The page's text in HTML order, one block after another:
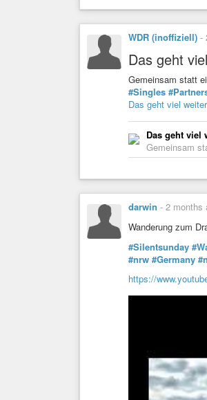
WDR (inoffiziell) -
Das geht
Gemeinsam statt
#Singles
Das geht viel
Das geht viel
Gemeinsam
darwin - 2 months
Wanderung zum
#Silentsunday
#nrw #Germany
https://